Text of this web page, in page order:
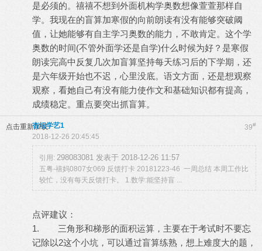
是必须的。禧禧不想到外面机构学奥数想像萱萱那样自
学。我现在的盲算加寒假的向前朗读有没有能够突破阈
值，让她能够有自主学习奥数的能力，不敢肯定。这个学
奥数的时间(不管外面学还是自学)什么时候为好？是寒假
朗读完高中反复几次加盲算坚持每天练习后的下学期，还
是六年级开始也不迟，心里没底。语文方面，还是想观察
观察，看她自己有没有能力使作文和基础知识都有提高，
成绩稳定。重点要突出抓盲算。
点击重新加载 39#
杏坛学艺1
2018-12-26 20:45:45
引用: 298083081 发表于 2018-12-26 11:57
五粤-禧妈0807女069 反馈打卡 20181223-46 一周总结 本周工作比
较忙，没有每天反馈打卡。 1.数学:能坚持盲 ...
点评建议：
1. 三角形和梯形的面积运算，主要在于考试时不要忘
记除以2这个小坑，可以通过盲算练熟，想上难度大的题，